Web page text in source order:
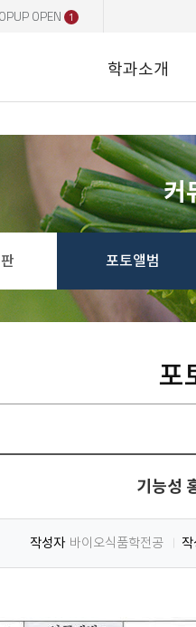
OPEN 1
학과소개
커
포토앨범
포
기능성
작성자 바이오식품학전공